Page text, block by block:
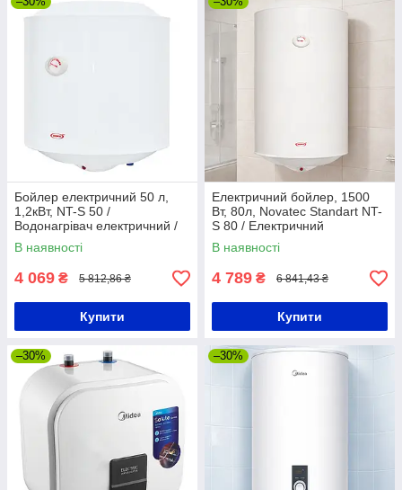
Бойлер електричний 50 л,
1,2кВт, NT-S 50 /
Водонагрівач електричний /
Накопичувальний бойлер для
води
В наявності
4 069 ₴ 5 812,86 ₴
Купити
Електричний бойлер, 1500
Вт, 80л, Novatec Standart NT-
S 80 / Електричний
водонагрівач побутовий /
Водонагрівач бак
В наявності
4 789 ₴ 6 841,43 ₴
Купити
–30% –30%